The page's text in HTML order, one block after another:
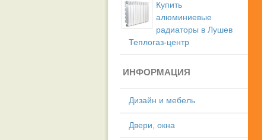
Купить
алюминиевые
радиаторы в Лушев
Теплогаз-центр
ИНФОРМАЦИЯ
Дизайн и мебель
Двери, окна